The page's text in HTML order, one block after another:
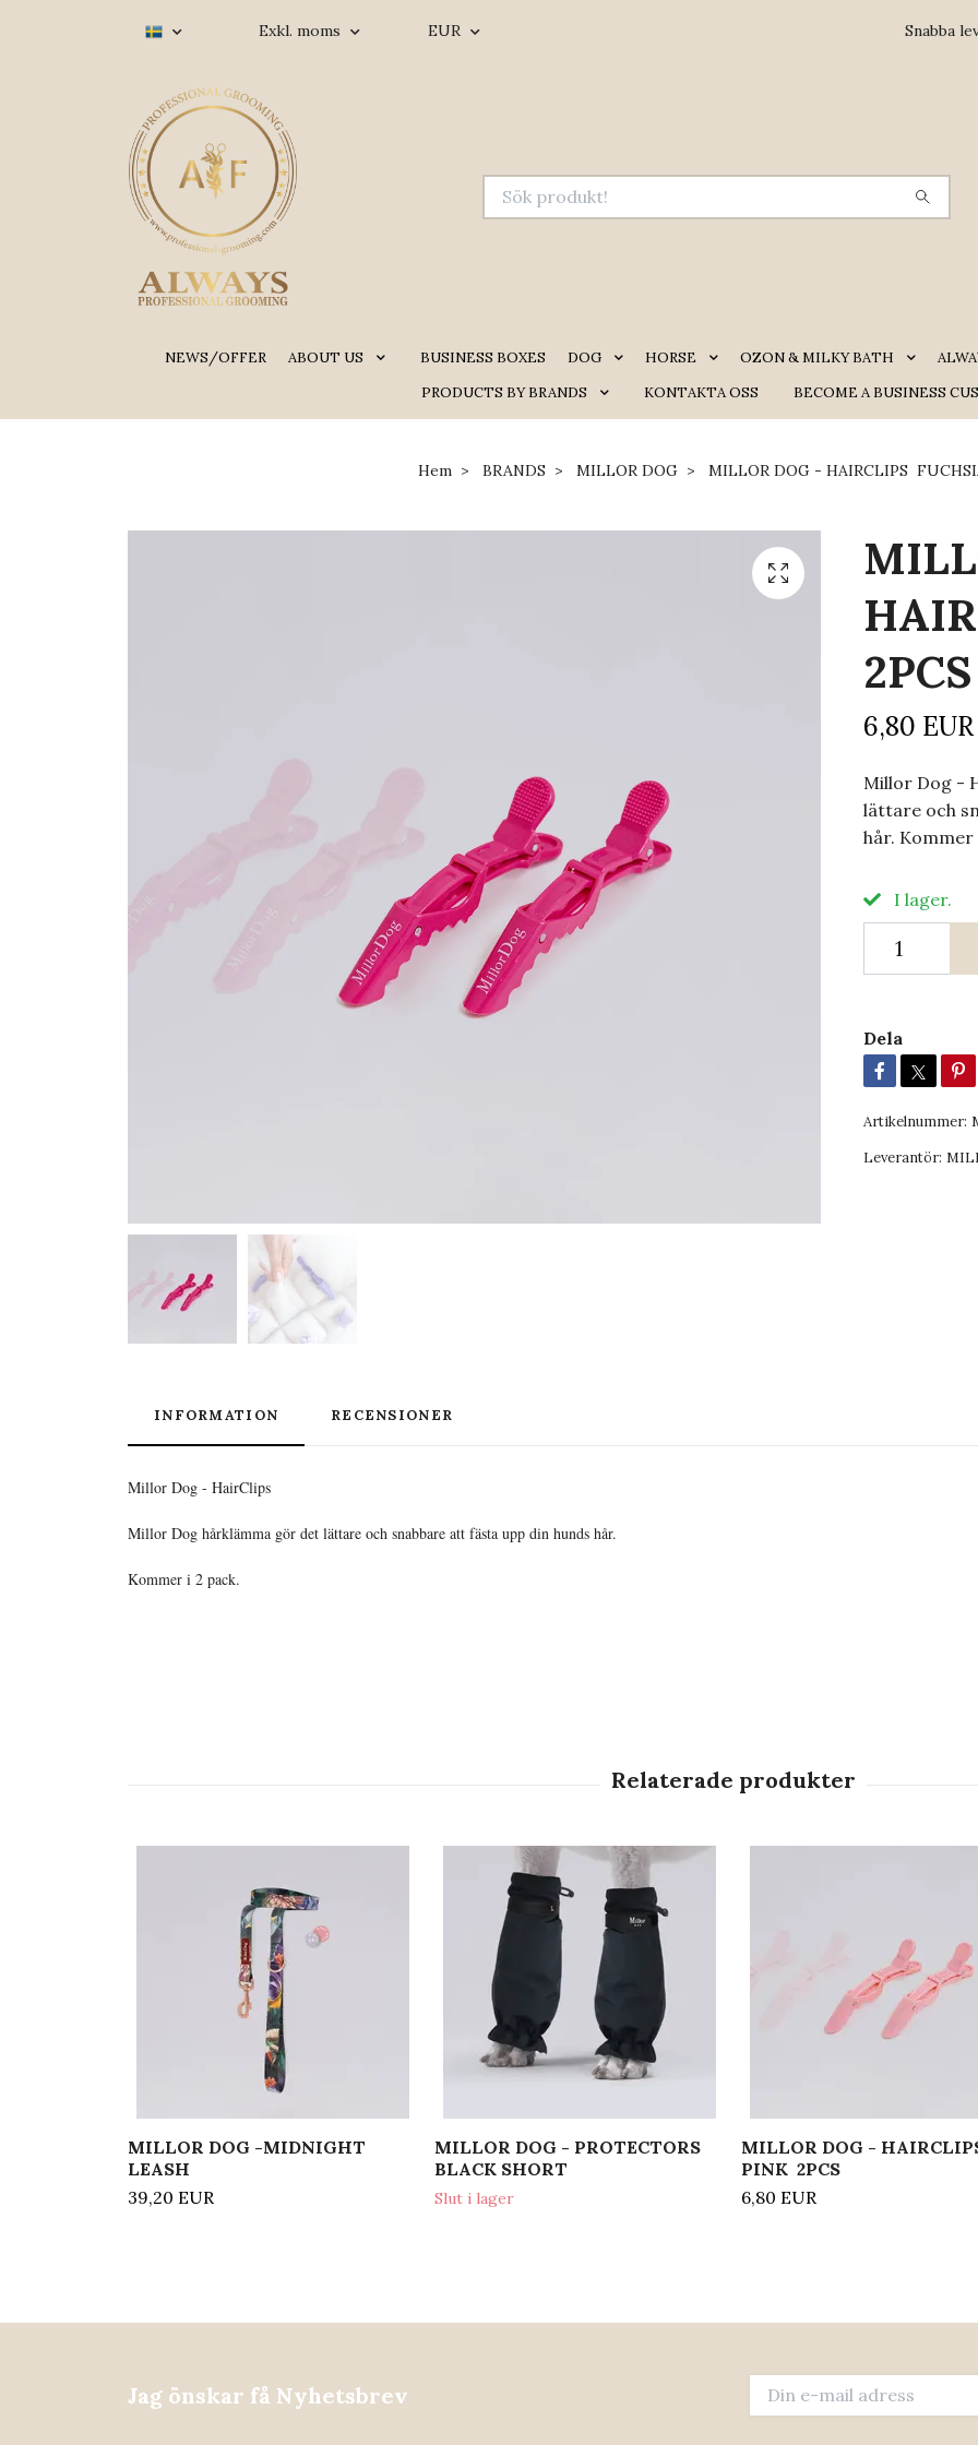
Exkl. moms EUR Snabba
NEWS/OFFER ABOUT US BUSINESS BOXES DOG HORSE OZON & MILKY BATH
PRODUCTS BY BRANDS
KONTAKTA OSS BECOME A BUSINESS
Hem BRANDS MILLOR DOG MILLOR DOG - HAIRCLIPS
2PCS
6,80 EUR
Millor Dog -
lättare och
hår. Kommer
I lager.
Dela
Artikelnummer:
Leverantör:
INFORMATION RECENSIONER
Millor Dog - HairClips
Millor Dog hårklämma gör det lättare och snabbare att fästa upp din hunds hår.
Kommer i 2 pack.
MILLOR DOG -MIDNIGHT
LEASH
39,20 EUR
MILLOR DOG - PROTECTORS
BLACK SHORT
Slut i lager
MILLOR DOG -
PINK 2PCS
6,80 EUR
Jag önskar få Nyhetsbrev